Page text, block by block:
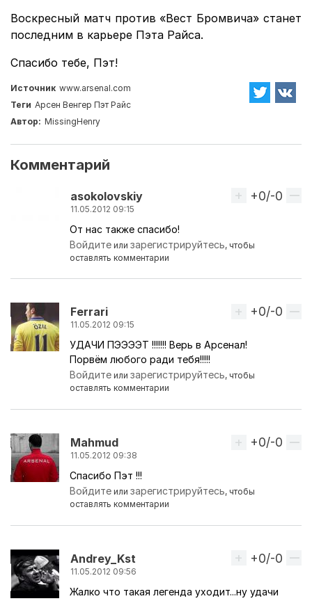
Воскресный матч против «Вест Бромвича» станет
последним в карьере Пэта Райса.
Спасибо тебе, Пэт!
Источник www.arsenal.com
Теги Арсен Венгер Пэт Райс
Автор: MissingHenry
Комментарий
asokolovskiy
11.05.2012 09:15
Вверх
+0/-0
От нас также спасибо!
Войдите илизарегистрируйтесь, чтобы
оставлять комментарии
Ferrari
11.05.2012 09:15
Вверх
+0/-0
УДАЧИ ПЭЭЭЭТ !!!!!!! Верь в Арсенал!
Порвём любого ради тебя!!!!!
Войдите илизарегистрируйтесь, чтобы
оставлять комментарии
Mahmud
11.05.2012 09:38
Вверх
+0/-0
Спасибо Пэт !!!
Войдите илизарегистрируйтесь, чтобы
оставлять комментарии
Andrey_Kst
11.05.2012 09:56
Вверх
+0/-0
Жалко что такая легенда уходит...ну удачи